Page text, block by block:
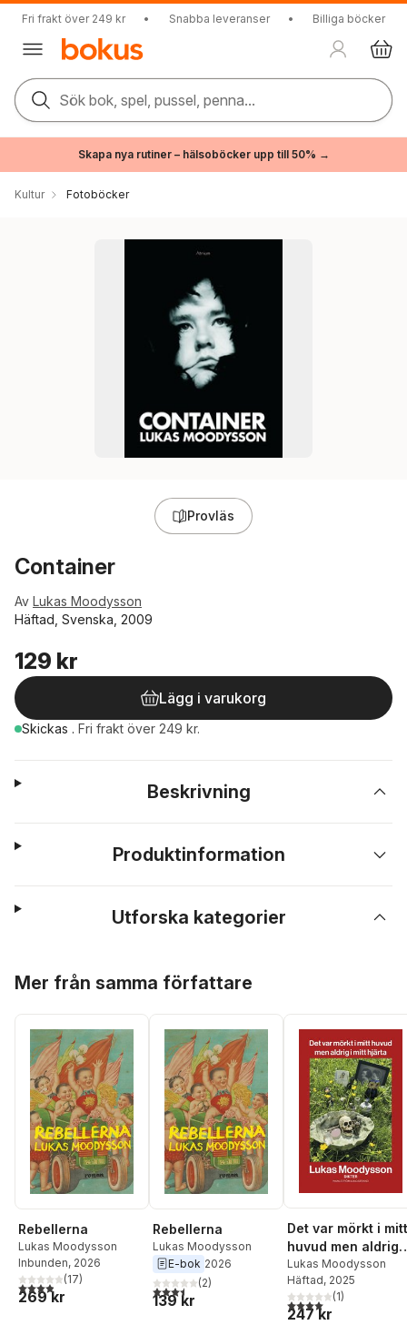
Fri frakt över 249 kr • Snabba leveranser • Billiga böcker
Sök bok, spel, pussel, penna...
Skapa nya rutiner – hälsoböcker upp till 50% →
Kultur Fotoböcker
Provläs
Container
Av Lukas Moodysson
Häftad, Svenska, 2009
129 kr
Lägg i varukorg
Skickas . Fri frakt över 249 kr.
Beskrivning
Produktinformation
Utforska kategorier
Mer från samma författare
Rebellerna
Lukas Moodysson
Inbunden, 2026
3,9utav 5 stjärnor. Totalt antal röster:
(17)
269 kr
Rebellerna
Lukas Moodysson
E-bok 2026
3,5utav 5 stjärnor. Totalt antal röster:
(2)
139 kr
Det var mörkt i mitt
huvud men aldrig i
mitt hjärta
Lukas Moodysson
Häftad, 2025
4,0utav 5 stjärnor.
(1)
247 kr